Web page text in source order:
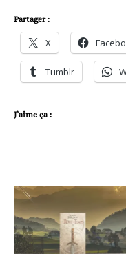
Partager :
X
Tumblr
J’aime ça :